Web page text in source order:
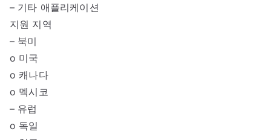
– 기타 애플리케이션
지원 지역
– 북미
o 미국
o 캐나다
o 멕시코
– 유럽
o 독일